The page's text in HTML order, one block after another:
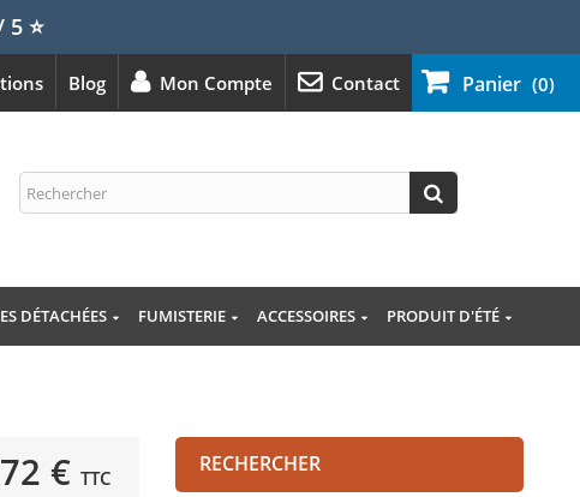
5⭐
Panier (0)
Contact
Mon Compte
Blog
DÉTACHÉES FUMISTERIE ACCESSOIRES PRODUIT D'ÉTÉ
€ TTC
RECHERCHER